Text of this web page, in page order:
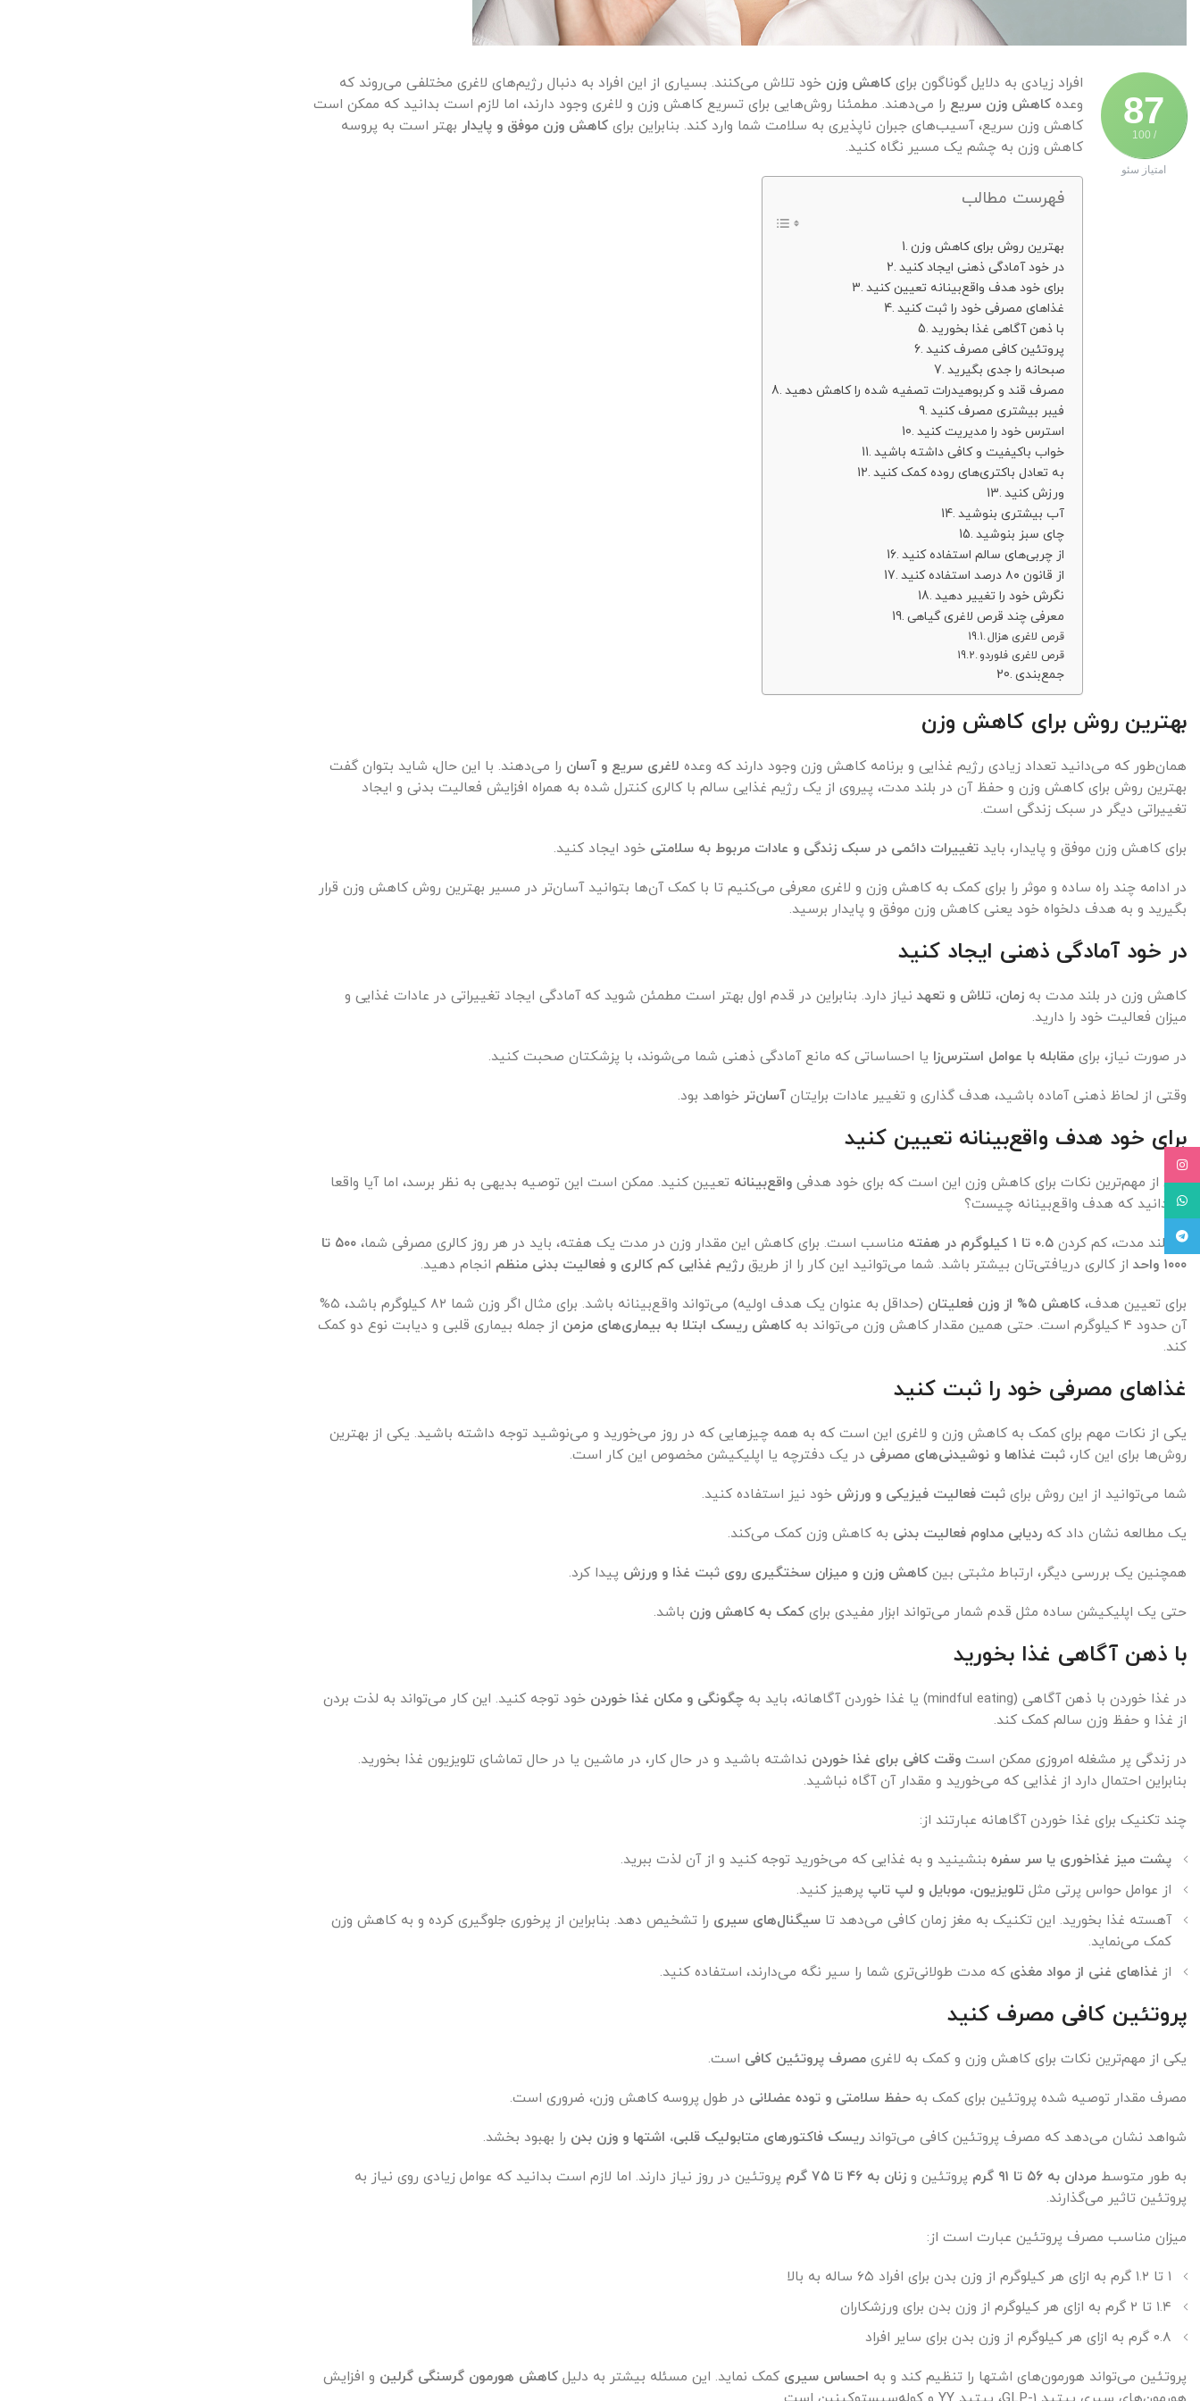
87
/ 100
امتیاز سئو
افراد زیادی به دلایل گوناگون برای کاهش وزن خود تلاش می‌کنند. بسیاری از این افراد به دنبال رژیم‌های لاغری مختلفی می‌روند که
وعده کاهش وزن سریع را می‌دهند. مطمئنا روش‌هایی برای تسریع کاهش وزن و لاغری وجود دارند، اما لازم است بدانید که ممکن است
کاهش وزن سریع، آسیب‌های جبران ناپذیری به سلامت شما وارد کند. بنابراین برای کاهش وزن موفق و پایدار بهتر است به پروسه
کاهش وزن به چشم یک مسیر نگاه کنید.
فهرست مطالب
بهترین روش برای کاهش وزن
در خود آمادگی ذهنی ایجاد کنید
برای خود هدف واقع‌بینانه تعیین کنید
غذاهای مصرفی خود را ثبت کنید
با ذهن آگاهی غذا بخورید
پروتئین کافی مصرف کنید
صبحانه را جدی بگیرید
مصرف قند و کربوهیدرات تصفیه شده را کاهش دهید
فیبر بیشتری مصرف کنید
استرس خود را مدیریت کنید
خواب باکیفیت و کافی داشته باشید
به تعادل باکتری‌های روده کمک کنید
ورزش کنید
آب بیشتری بنوشید
چای سبز بنوشید
از چربی‌های سالم استفاده کنید
از قانون ۸۰ درصد استفاده کنید
نگرش خود را تغییر دهید
معرفی چند قرص لاغری گیاهی
قرص لاغری هزال
قرص لاغری فلوردو
جمع‌بندی
بهترین روش برای کاهش وزن
همان‌طور که می‌دانید تعداد زیادی رژیم غذایی و برنامه کاهش وزن وجود دارند که وعده لاغری سریع و آسان را می‌دهند. با این حال، شاید بتوان گفت
بهترین روش برای کاهش وزن و حفظ آن در بلند مدت، پیروی از یک رژیم غذایی سالم با کالری کنترل شده به همراه افزایش فعالیت بدنی و ایجاد
تغییراتی دیگر در سبک زندگی است.
برای کاهش وزن موفق و پایدار، باید تغییرات دائمی در سبک زندگی و عادات مربوط به سلامتی خود ایجاد کنید.
در ادامه چند راه ساده و موثر را برای کمک به کاهش وزن و لاغری معرفی می‌کنیم تا با کمک آن‌ها بتوانید آسان‌تر در مسیر بهترین روش کاهش وزن قرار
بگیرید و به هدف دلخواه خود یعنی کاهش وزن موفق و پایدار برسید.
در خود آمادگی ذهنی ایجاد کنید
کاهش وزن در بلند مدت به زمان، تلاش و تعهد نیاز دارد. بنابراین در قدم اول بهتر است مطمئن شوید که آمادگی ایجاد تغییراتی در عادات غذایی و
میزان فعالیت خود را دارید.
در صورت نیاز، برای مقابله با عوامل استرس‌زا یا احساساتی که مانع آمادگی ذهنی شما می‌شوند، با پزشکتان صحبت کنید.
وقتی از لحاظ ذهنی آماده باشید، هدف گذاری و تغییر عادات برایتان آسان‌تر خواهد بود.
برای خود هدف واقع‌بینانه تعیین کنید
یکی از مهم‌ترین نکات برای کاهش وزن این است که برای خود هدفی واقع‌بینانه تعیین کنید. ممکن است این توصیه بدیهی به نظر برسد، اما آیا واقعا
می‌دانید که هدف واقع‌بینانه چیست؟
در بلند مدت، کم کردن ۰.۵ تا ۱ کیلوگرم در هفته مناسب است. برای کاهش این مقدار وزن در مدت یک هفته، باید در هر روز کالری مصرفی شما،
۵۰۰ تا
۱۰۰۰ واحد
از کالری دریافتی‌تان بیشتر باشد. شما می‌توانید این کار را از طریق رژیم غذایی کم کالری و فعالیت بدنی منظم انجام دهید.
برای تعیین هدف، کاهش ۵% از وزن فعلیتان
(حداقل به عنوان یک هدف اولیه) می‌تواند واقع‌بینانه باشد. برای مثال اگر وزن شما ۸۲ کیلوگرم باشد، ۵%
آن حدود ۴ کیلوگرم است. حتی همین مقدار کاهش وزن می‌تواند به
کاهش ریسک ابتلا به بیماری‌های مزمن از جمله بیماری قلبی و دیابت نوع دو کمک
کند.
غذاهای مصرفی خود را ثبت کنید
یکی از نکات مهم برای کمک به کاهش وزن و لاغری این است که به همه چیزهایی که در روز می‌خورید و می‌نوشید توجه داشته باشید. یکی از بهترین
روش‌ها برای این کار، ثبت غذاها و نوشیدنی‌های مصرفی در یک دفترچه یا اپلیکیشن مخصوص این کار است.
شما می‌توانید از این روش برای ثبت فعالیت فیزیکی و ورزش خود نیز استفاده کنید.
یک مطالعه نشان داد که ردیابی مداوم فعالیت بدنی به کاهش وزن کمک می‌کند.
همچنین یک بررسی دیگر، ارتباط مثبتی بین کاهش وزن و میزان سختگیری روی ثبت غذا و ورزش پیدا کرد.
حتی یک اپلیکیشن ساده مثل قدم شمار می‌تواند ابزار مفیدی برای کمک به کاهش وزن باشد.
با ذهن آگاهی غذا بخورید
در غذا خوردن با ذهن آگاهی (mindful eating) یا غذا خوردن آگاهانه، باید به چگونگی و مکان غذا خوردن خود توجه کنید. این کار می‌تواند به لذت بردن
از غذا و حفظ وزن سالم کمک کند.
در زندگی پر مشغله امروزی ممکن است وقت کافی برای غذا خوردن نداشته باشید و در حال کار، در ماشین یا در حال تماشای تلویزیون غذا بخورید.
بنابراین احتمال دارد از غذایی که می‌خورید و مقدار آن آگاه نباشید.
چند تکنیک برای غذا خوردن آگاهانه عبارتند از:
پشت میز غذاخوری یا سر سفره بنشینید و به غذایی که می‌خورید توجه کنید و از آن لذت ببرید.
از عوامل حواس پرتی مثل تلویزیون، موبایل و لپ تاپ پرهیز کنید.
آهسته غذا بخورید. این تکنیک به مغز زمان کافی می‌دهد تا سیگنال‌های سیری را تشخیص دهد. بنابراین از پرخوری جلوگیری کرده و به کاهش وزن
کمک می‌نماید.
از غذاهای غنی از مواد مغذی که مدت طولانی‌تری شما را سیر نگه می‌دارند، استفاده کنید.
پروتئین کافی مصرف کنید
یکی از مهم‌ترین نکات برای کاهش وزن و کمک به لاغری مصرف پروتئین کافی است.
مصرف مقدار توصیه شده پروتئین برای کمک به حفظ سلامتی و توده عضلانی در طول پروسه کاهش وزن، ضروری است.
شواهد نشان می‌دهد که مصرف پروتئین کافی می‌تواند ریسک فاکتورهای متابولیک قلبی، اشتها و وزن بدن را بهبود بخشد.
به طور متوسط مردان به ۵۶ تا ۹۱ گرم پروتئین و زنان به ۴۶ تا ۷۵ گرم
پروتئین در روز نیاز دارند. اما لازم است بدانید که عوامل زیادی روی نیاز به
پروتئین تاثیر می‌گذارند.
میزان مناسب مصرف پروتئین عبارت است از:
۱ تا ۱.۲ گرم به ازای هر کیلوگرم از وزن بدن برای افراد ۶۵ ساله به بالا
۱.۴ تا ۲ گرم به ازای هر کیلوگرم از وزن بدن برای ورزشکاران
۰.۸ گرم به ازای هر کیلوگرم از وزن بدن برای سایر افراد
پروتئین می‌تواند هورمون‌های اشتها را تنظیم کند و به احساس سیری کمک نماید. این مسئله بیشتر به دلیل کاهش هورمون گرسنگی گرلین و افزایش
WhatsApp
Telegram